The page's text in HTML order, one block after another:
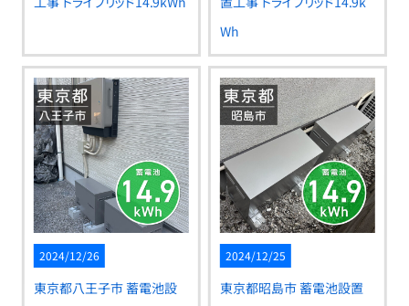
Wh
2024/12/26
東京都八王子市 蓄電池設
2024/12/25
東京都昭島市 蓄電池設置